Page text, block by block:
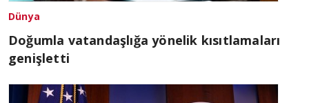
Dünya
Doğumla vatandaşlığa yönelik kısıtlamaları
genişletti